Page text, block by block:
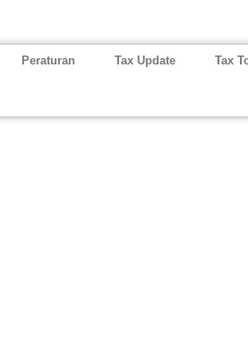
Peraturan Tax Update Tax